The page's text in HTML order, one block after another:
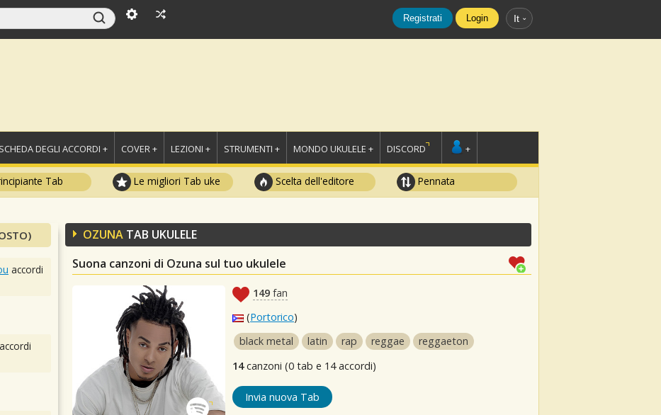
Registrati Login It
SCHEDA DEGLI ACCORDI + COVER + LEZIONI + STRUMENTI + MONDO UKULELE + DISCORD +
Tab Le migliori Tab uke Scelta dell'editore Pennata
OZUNA TAB UKULELE
Suona canzoni di Ozuna sul tuo ukulele
149 fan
(Portorico)
black metal
latin rap reggae
reggaeton
14canzoni (0 tab e 14 accordi)
Invia nuova Tab
accordi
accordi